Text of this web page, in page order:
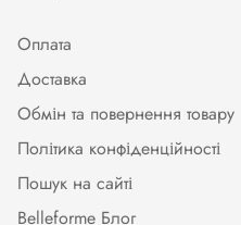
Оплата
Доставка
Обмін та повернення товару
Політика конфіденційності
Пошук на сайті
Belleforme Блог